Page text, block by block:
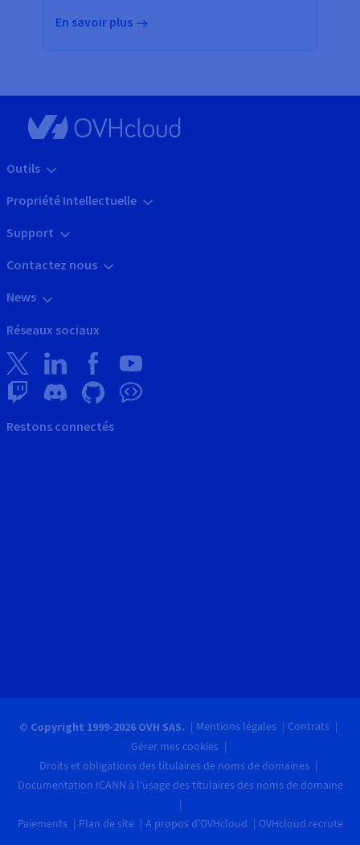
En savoir plus
Outils
Propriété Intellectuelle
Support
Contactez nous
News
Réseaux sociaux
Restons connectés
© Copyright 1999-2026 OVH SAS. Mentions légales
Contrats
Gérer mes cookies
Droits et obligations des titulaires de noms de domaines
Documentation ICANN à l'usage des titulaires des noms de domaine
Paiements Plan de site A propos d'OVHcloud OVHcloud recrute